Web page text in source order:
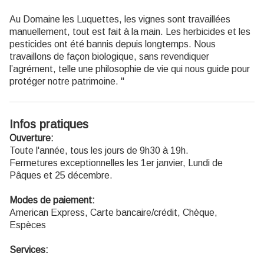
Au Domaine les Luquettes, les vignes sont travaillées
manuellement, tout est fait à la main. Les herbicides et les
pesticides ont été bannis depuis longtemps. Nous
travaillons de façon biologique, sans revendiquer
l’agrément, telle une philosophie de vie qui nous guide pour
protéger notre patrimoine. "
Infos pratiques
Ouverture:
Toute l'année, tous les jours de 9h30 à 19h.
Fermetures exceptionnelles les 1er janvier, Lundi de
Pâques et 25 décembre.
Modes de paiement:
American Express, Carte bancaire/crédit, Chèque,
Espèces
Services: